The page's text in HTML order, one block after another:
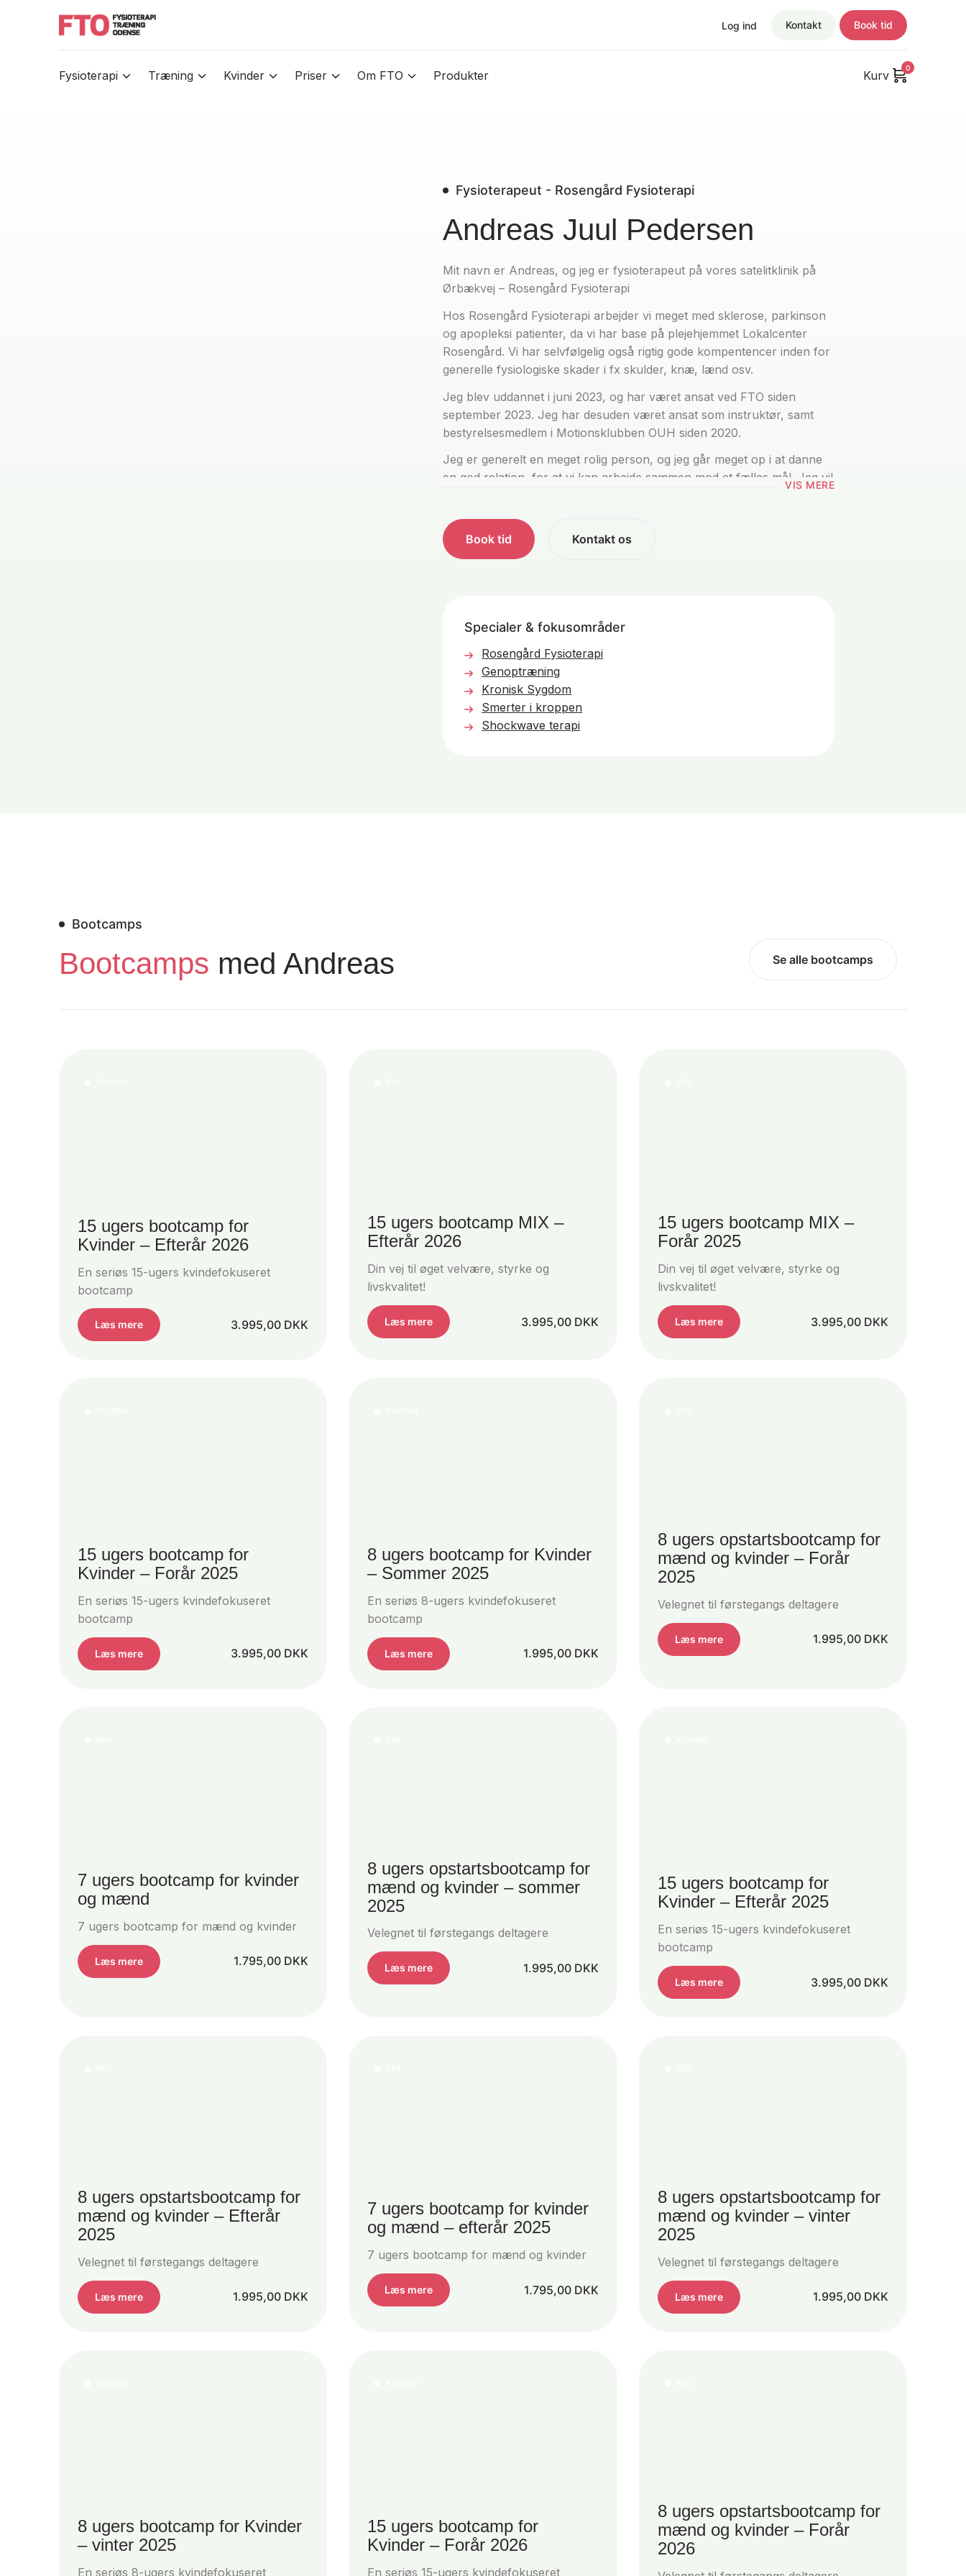
Log ind Kontakt Book tid
Fysioterapi Træning Kvinder Priser Om FTO Produkter Kurv
0
Fysioterapeut - Rosengård Fysioterapi
Andreas Juul Pedersen
Mit navn er Andreas, og jeg er fysioterapeut på vores satelitklinik på
Ørbækvej – Rosengård Fysioterapi
Hos Rosengård Fysioterapi arbejder vi meget med sklerose, parkinson
og apopleksi patienter, da vi har base på plejehjemmet Lokalcenter
Rosengård. Vi har selvfølgelig også rigtig gode kompentencer inden for
generelle fysiologiske skader i fx skulder, knæ, lænd osv.
Jeg blev uddannet i juni 2023, og har været ansat ved FTO siden
september 2023. Jeg har desuden været ansat som instruktør, samt
bestyrelsesmedlem i Motionsklubben OUH siden 2020.
Jeg er generelt en meget rolig person, og jeg går meget op i at danne
en god relation, for at vi kan arbejde sammen mod et fælles mål. Jeg vil
forventninger.
I min fritid bruger jeg meget tid på at være aktiv – jeg er meget glad for
eller padel!
Mest brugte sætning: “Lidt bevægelse er bedre end ingenting”
VIS MERE
Book tid Kontakt os
Specialer & fokusområder
Rosengård Fysioterapi
Genoptræning
Kronisk Sygdom
Smerter i kroppen
Shockwave terapi
Bootcamps
Bootcamps med Andreas Se alle bootcamps
15 ugers bootcamp for
Kvinder – Efterår 2026
En seriøs 15-ugers kvindefokuseret
bootcamp
Læs mere 3.995,00 DKK
15 ugers bootcamp MIX –
Efterår 2026
Din vej til øget velvære, styrke og
livskvalitet!
Læs mere 3.995,00 DKK
15 ugers bootcamp MIX –
Forår 2025
Din vej til øget velvære, styrke og
livskvalitet!
Læs mere 3.995,00 DKK
15 ugers bootcamp for
Kvinder – Forår 2025
En seriøs 15-ugers kvindefokuseret
bootcamp
Læs mere 3.995,00 DKK
8 ugers bootcamp for Kvinder
– Sommer 2025
En seriøs 8-ugers kvindefokuseret
bootcamp
Læs mere 1.995,00 DKK
8 ugers opstartsbootcamp for
mænd og kvinder – Forår
2025
Velegnet til førstegangs deltagere
Læs mere 1.995,00 DKK
7 ugers bootcamp for kvinder
og mænd
7 ugers bootcamp for mænd og kvinder
Læs mere 1.795,00 DKK
8 ugers opstartsbootcamp for
mænd og kvinder – sommer
2025
Velegnet til førstegangs deltagere
Læs mere 1.995,00 DKK
15 ugers bootcamp for
Kvinder – Efterår 2025
En seriøs 15-ugers kvindefokuseret
bootcamp
Læs mere 3.995,00 DKK
8 ugers opstartsbootcamp for
mænd og kvinder – Efterår
2025
Velegnet til førstegangs deltagere
Læs mere 1.995,00 DKK
7 ugers bootcamp for kvinder
og mænd – efterår 2025
7 ugers bootcamp for mænd og kvinder
Læs mere 1.795,00 DKK
8 ugers opstartsbootcamp for
mænd og kvinder – vinter
2025
Velegnet til førstegangs deltagere
Læs mere 1.995,00 DKK
8 ugers bootcamp for Kvinder
– vinter 2025
En seriøs 8-ugers kvindefokuseret
15 ugers bootcamp for
Kvinder – Forår 2026
En seriøs 15-ugers kvindefokuseret
8 ugers opstartsbootcamp for
mænd og kvinder – Forår
2026